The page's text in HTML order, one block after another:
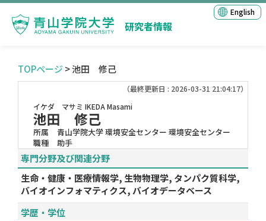
研究者情報
English
TOPページ > 池田 修己
（最終更新日 : 2026-03-31 21:04:17）
イケダ マサミ IKEDA Masami
池田 修己
所属
青山学院大学 環境安全センター 環境安全センター
職種
助手
専門分野及び関連分野
生命・健康・医療情報学, 生物物理学, タンパク質科学,
バイオインフォマティクス, バイオデータベース
学歴・学位